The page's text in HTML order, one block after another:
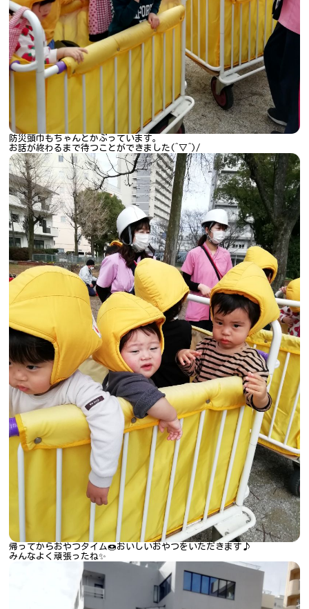
防災頭巾もちゃんとかぶっています。
お話が終わるまで待つことができました(^▽^)/
帰ってからおやつタイム🍩おいしいおやつをいただきます♪
みんなよく頑張ったね✨